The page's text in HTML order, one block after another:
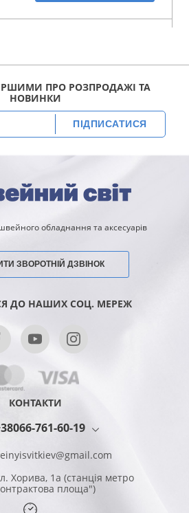
ПРО РОЗПРОДАЖІ ТА
НОВИНКИ
ПІДПИСАТИСЯ
обладнання та аксесуарів
ЗВОРОТНІЙ ДЗВІНОК
ДО НАШИХ СОЦ. МЕРЕЖ
КОНТАКТИ
761-60-19
Хорива, 1а (станція метро
площа")